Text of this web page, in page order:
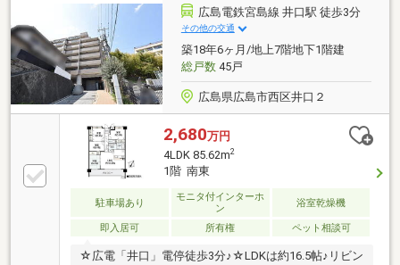
からの視線や車の音も気になりにくく、日々の暮らし
がより穏やかに♪※司法書士指定有《住宅ローンならハ
ウスドゥ 岡山南にお任せください！》不動産購入には
欠かせない、大事な資金面のご相談もしっかりとご対
応させて頂きます！
広島電鉄宮島線 井口駅 徒歩3分
その他の交通
築18年6ヶ月/地上7階地下1階建
総戸数45戸
広島県広島市西区井口２
2,680万円
4LDK 85.62m2
1階 南東
駐車場あり
モニタ付インターホ
ン
浴室乾燥機
即入居可 所有権 ペット相談可
☆広電「井口」電停徒歩3分♪☆LDKは約16.5帖♪リビン